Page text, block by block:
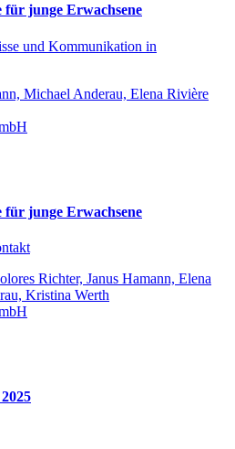
für junge Erwachsene
und Kommunikation in
Michael Anderau, Elena Rivière
für junge Erwachsene
Richter, Janus Hamann, Elena
Kristina Werth